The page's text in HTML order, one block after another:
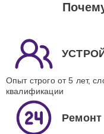
Опыт строго от 5 лет,
квалификации
Ремонт